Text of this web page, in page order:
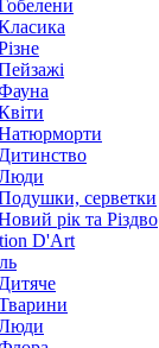
Дитинство
серветки
рік та Різдво
D'Art
Дитяче